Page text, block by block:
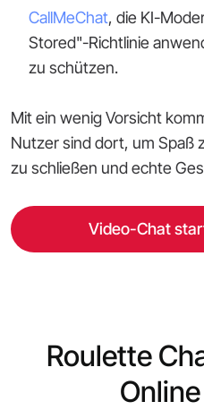
CallMeChat, die KI-
Stored"-Richtlinie
zu schützen.
Mit ein wenig Vorsicht
Nutzer sind dort, um Spaß
zu schließen und echte
Video-Chat
Roulette